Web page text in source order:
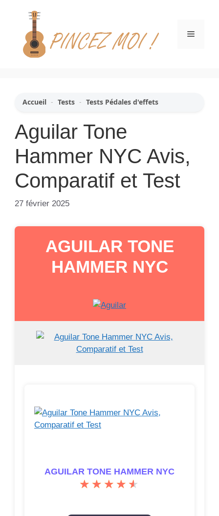
contenu
Menu
Accueil - Tests - Tests Pédales d'effets
Aguilar Tone
Hammer NYC Avis,
Comparatif et Test
27 février 2025
AGUILAR TONE
HAMMER NYC
AGUILAR TONE HAMMER NYC